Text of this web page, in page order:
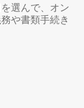
選んで、オン
や書類手続き